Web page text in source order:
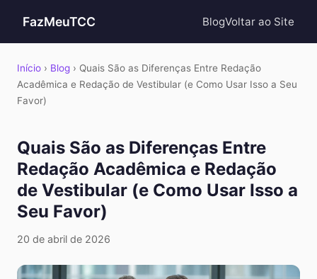
FazMeuTCC BlogVoltar ao Site
Início › Blog › Quais São as Diferenças Entre Redação
Acadêmica e Redação de Vestibular (e Como Usar Isso a Seu
Favor)
Quais São as Diferenças Entre
Redação Acadêmica e Redação
de Vestibular (e Como Usar Isso a
Seu Favor)
20 de abril de 2026